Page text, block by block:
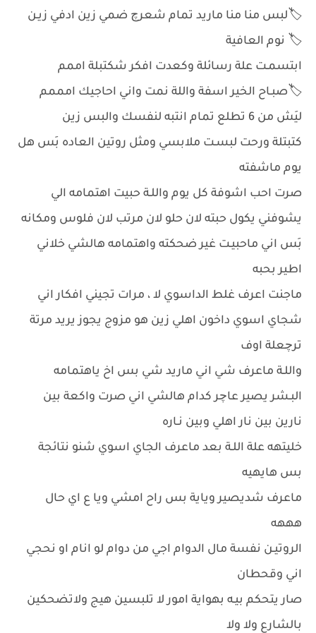
🏷️لبس منا منا ماريد تمام شعرچ ضمي زين ادفي زيـن
🏷️ نوم العافية
ابتسمـت علة رسائلة وكعدت افكر شكتبلة اممم
🏷️صبـاح الخير اسفة واللة نمت واني احاجيك امممم
ليَش من 6 تطلع تمام انتبه لنفسك والبس زين
كتبتلة ورحت لبسـت ملابسي ومثل روتين العاده بَس هل
يوم ماشفته
صرت احب اشوفة كل يوم واللـة حبيت اهتمامه الي
يشوفني يكول حبته لان حلو لان مرتب لان فلوس ومكانه
بَس اني ماحبيـت غير ضحكته واهتمامه هالشي خلاني
اطير بحبه
ماجنت اعرف غلط الداسوي لا ، مرات تجيني افكار اني
شجاي اسوي داخون اهلي زين هو مزوج يجوز يريد مرتة
ترچعلة اوف
واللـة ماعرف شي اني ماريد شي بس اخ ياهتمامه
البـشر يصير عاچر كدام هالشي اني صرت واكعة بين
نارين بين نار اهلي وبين نـاره
خليتهه علة اللـة بعد ماعرف الجاي اسوي شنو نتائجة
بس هايهيه
ماعرف شديصير وياية بس راح امشي ويا ع اي حال
هههه
الروتيـن نفسة مال الدوام اجي من دوام لو انام او نحجي
اني وقحطان
صار يتحكم بيـه بهواية امور لا تلبسين هيج ولاتضحكين
بالشارع ولا ولا